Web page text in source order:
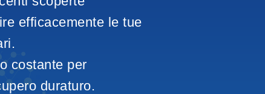
efficacemente le tue
costante per
duraturo.